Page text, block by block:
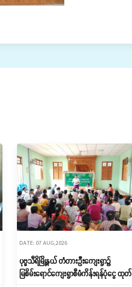
DATE: 07 AUG,2026
ပုဗ္ဗသီရိမြို့နယ် တံတားဦးကျေးရွာ၌
မြစိမ်းရောင်ကျေးရွာစီမံကိန်းရန်ပုံငွေ ထုတ်